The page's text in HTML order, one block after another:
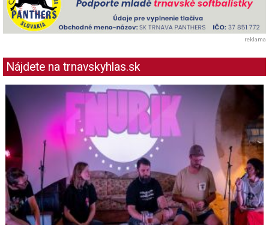
reklama
Nájdete na trnavskyhlas.sk